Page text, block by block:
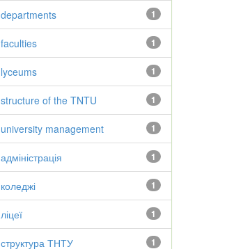
1
departments
1
faculties
1
lyceums
1
structure of the TNTU
1
university management
1
адміністрація
1
коледжі
1
ліцеї
1
структура ТНТУ